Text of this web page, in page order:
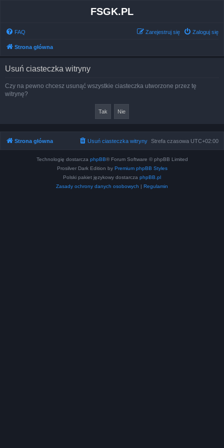
FSGK.PL
FAQ Zaloguj się
Zarejestruj się
Strona główna
Usuń ciasteczka witryny
Czy na pewno chcesz usunąć wszystkie ciasteczka utworzone przez tę
witrynę?
Strona główna Strefa czasowa UTC+02:00
Usuń ciasteczka witryny
Technologię dostarcza phpBB® Forum Software © phpBB Limited
Prosilver Dark Edition by Premium phpBB Styles
Polski pakiet językowy dostarcza phpBB.pl
Zasady ochrony danych osobowych | Regulamin